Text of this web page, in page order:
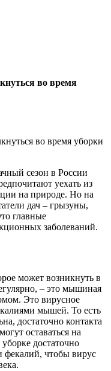
во время
сезон в России
уехать из
на природе. Но на
дач – грызуны,
главные
заболеваний.
может возникнуть в
– это мышиная
Это вирусное
мышей. То есть
достаточно контакта
оставаться на
достаточно
фекалий, чтобы вирус